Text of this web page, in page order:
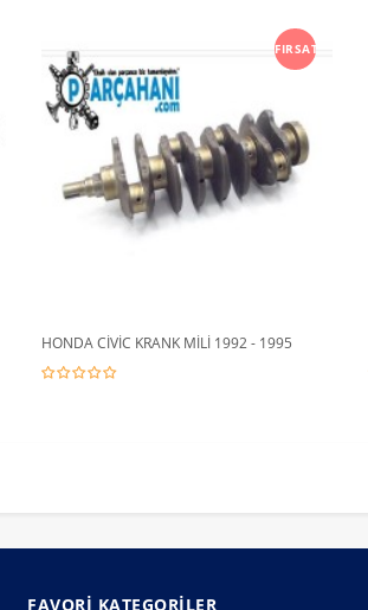
FIRSAT
HONDA CİVİC KRANK MİLİ 1992 - 1995
FAVORI KATEGORILER